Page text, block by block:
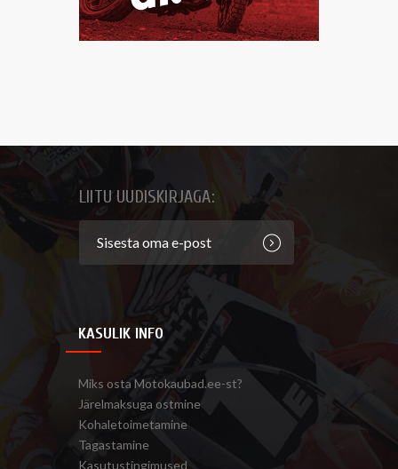
LIITU UUDISKIRJAGA:
KASULIK INFO
Miks osta Motokaubad.ee-st?
Järelmaksuga ostmine
Kohaletoimetamine
Tagastamine
Kasutustingimused